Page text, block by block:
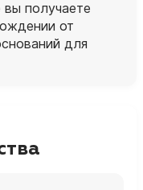
вы получаете
от
для